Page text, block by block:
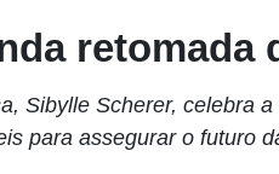
retomada
Sibylle Scherer, celebra
para assegurar o futuro